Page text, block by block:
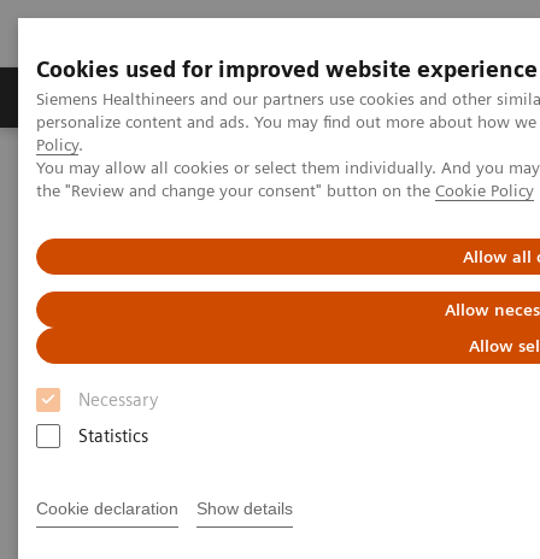
Cookies used for improved website experience
Siemens Healthineers and our partners use cookies and other
personalize content and ads. You may find out more about how
Policy.
You may allow all cookies or select them individually. And you
the "Review and change your consent" button on the Cookie Policy
Allow all
Allow
Allow
Necessary
Statistics
Cookie declaration Show details
Produits & services Domaines cliniques
Home Imagerie médicale
Mammographie
Clinical Corner
Tomosynthesis
Tomorrow’s Technology Today:
The Migration to Wide-Angle
Breast Tomosynthesis